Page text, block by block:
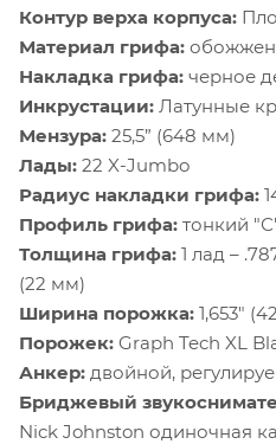
Контур верха корпуса:
Материал грифа:
Накладка грифа: черное
Инкрустации: Латунные
Мензура: 25,5” (648 мм)
Лады: 22 X-Jumbo
Радиус накладки грифа:
Профиль грифа: тонкий
Толщина грифа: 1 лад –
(22 мм)
Ширина порожка: 1,653"
Порожек: Graph Tech XL
Анкер: двойной,
Бриджевый
Nick Johnston одиночная